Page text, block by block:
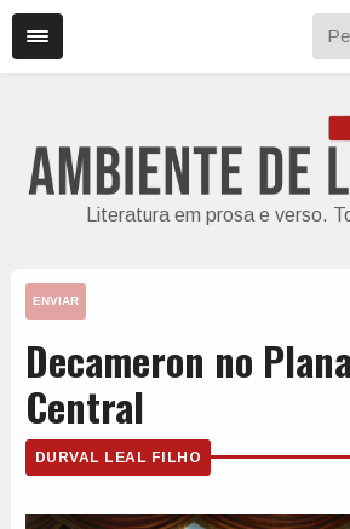
Literatura em prosa e verso.
ENVIAR
Decameron no
Central
DURVAL LEAL FILHO